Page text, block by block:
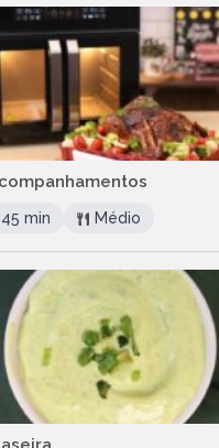
min Médio